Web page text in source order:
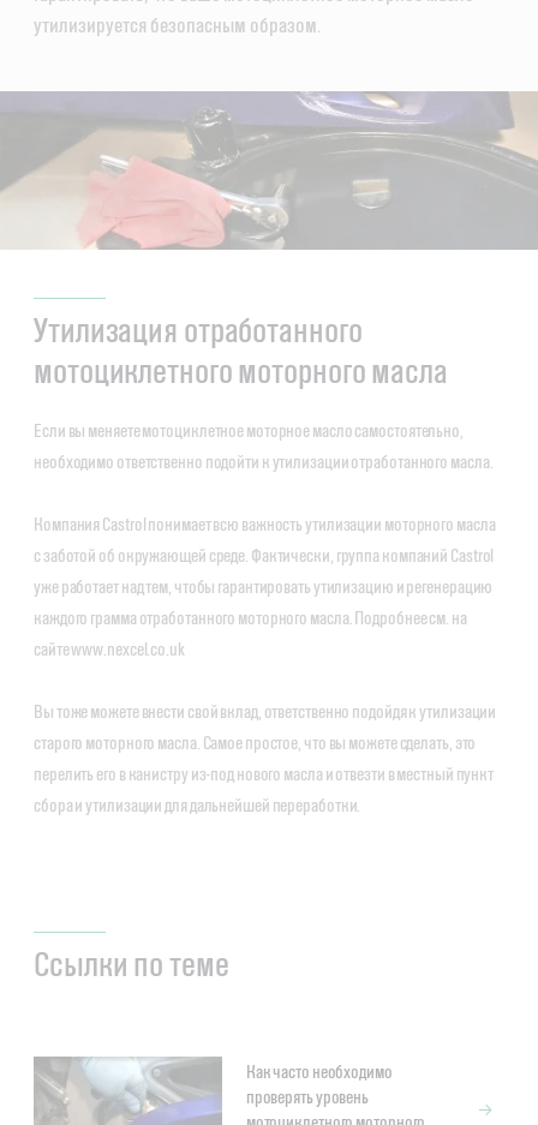
утилизируется безопасным образом.
Утилизация отработанного
мотоциклетного моторного масла
Если вы меняете мотоциклетное моторное масло самостоятельно,
необходимо ответственно подойти к утилизации отработанного масла.
Компания Castrol понимает всю важность утилизации моторного масла
с заботой об окружающей среде. Фактически, группа компаний Castrol
уже работает над тем, чтобы гарантировать утилизацию и регенерацию
каждого грамма отработанного моторного масла. Подробнее см. на
сайте www.nexcel.co.uk
Вы тоже можете внести свой вклад, ответственно подойдя к утилизации
старого моторного масла. Самое простое, что вы можете сделать, это
перелить его в канистру из-под нового масла и отвезти в местный пункт
сбора и утилизации для дальнейшей переработки.
Ссылки по теме
Как часто необходимо
проверять уровень